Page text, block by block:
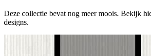
Deze collectie bevat nog meer moois. Bekijk
designs.